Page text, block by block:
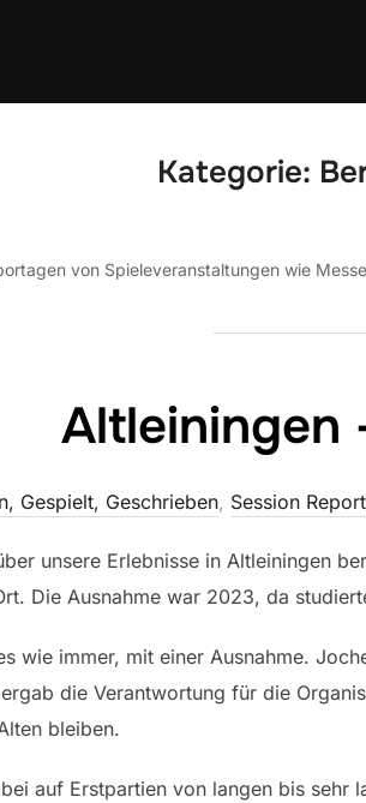
Kategorie:
von Spieleveranstaltungen wie
Altleiningen
Gespielt, Geschrieben, Session Report
unsere Erlebnisse in Altleiningen
Die Ausnahme war 2023, da
wie immer, mit einer Ausnahme.
die Verantwortung für die
bleiben.
auf Erstpartien von langen bis sehr